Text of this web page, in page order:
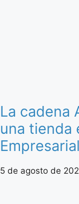
La cadena
una tienda
5 de agosto de